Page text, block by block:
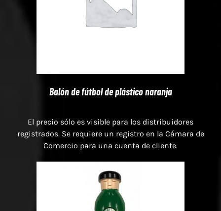
Balón de fútbol de plástico naranja
El precio sólo es visible para los distribuidores
registrados. Se requiere un registro en la Cámara de
Comercio para una cuenta de cliente.